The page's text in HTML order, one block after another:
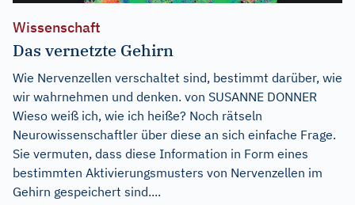
Wissenschaft
Das vernetzte Gehirn
Wie Nervenzellen verschaltet sind, bestimmt darüber, wie
wir wahrnehmen und denken. von SUSANNE DONNER
Wieso weiß ich, wie ich heiße? Noch rätseln
Neurowissenschaftler über diese an sich einfache Frage.
Sie vermuten, dass diese Information in Form eines
bestimmten Aktivierungsmusters von Nervenzellen im
Gehirn gespeichert sind....